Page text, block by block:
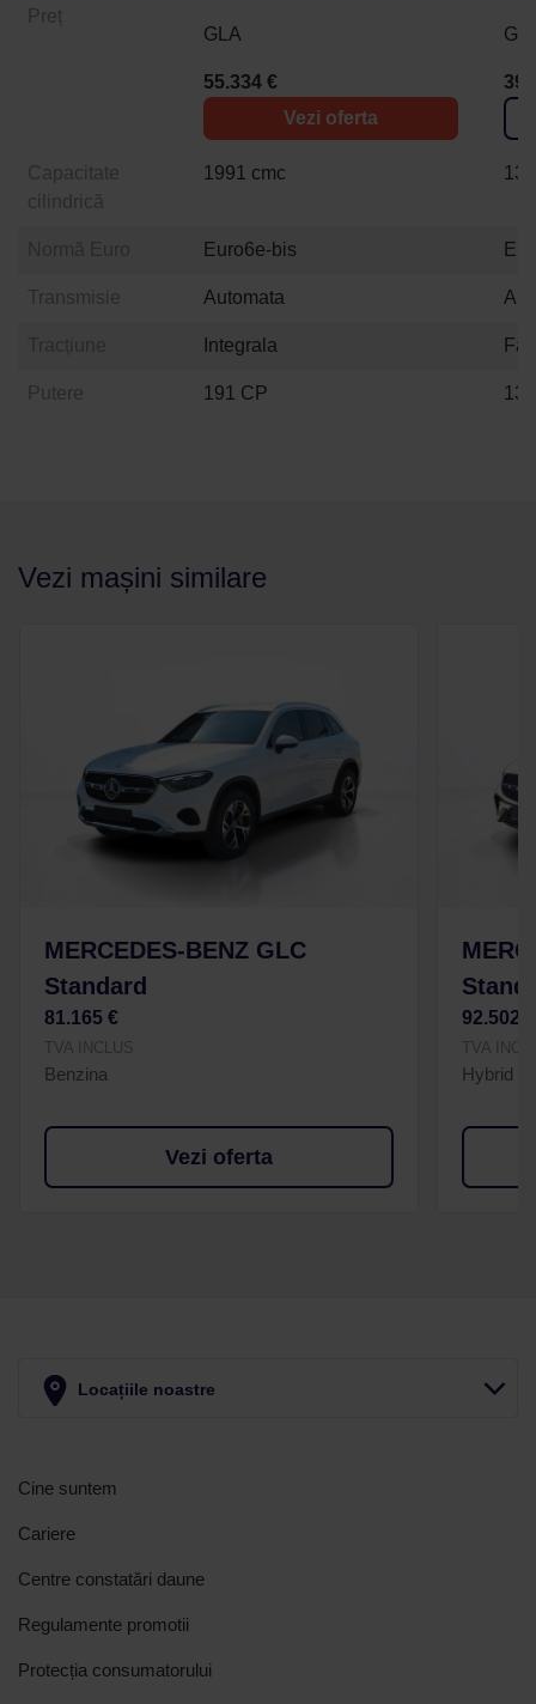
Preț
Capacitate
cilindrică
Transmisie
Putere
GLA
55.334 €
Vezi oferta
1991 cmc
Euro6e-bis
Automata
Integrala
191 CP
Vezi mașini similare
MERCEDES-BENZ GLC
Standard
81.165 €
TVA INCLUS
Benzina
Vezi oferta
92.502 €
TVA
Hybrid
Locațiile noastre
Cine suntem
Cariere
Centre constatări daune
Regulamente promotii
Protecția consumatorului